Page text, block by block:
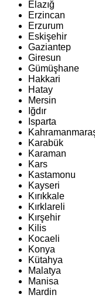
Elazığ
Erzincan
Erzurum
Eskişehir
Gaziantep
Giresun
Gümüşhane
Hakkari
Hatay
Mersin
Iğdır
Isparta
Karabük
Karaman
Kars
Kastamonu
Kayseri
Kırıkkale
Kırklareli
Kırşehir
Kilis
Kocaeli
Konya
Kütahya
Malatya
Manisa
Mardin